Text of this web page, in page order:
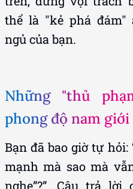
ngủ của bạn.
phong độ nam
Bạn đã bao giờ tự hỏi:
mạnh mà sao mà
nghe”?”. Câu trả
ngoài thận thì còn